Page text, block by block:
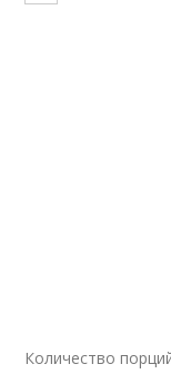
Количество